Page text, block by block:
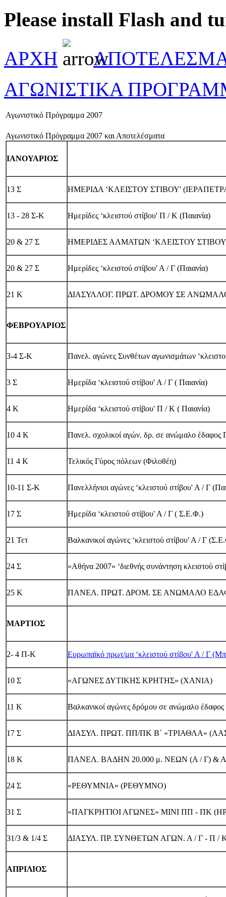
Please install Flash and
ΑΡΧΗ
ΑΓΩΝΙΣΤΙΚΑ
Αγωνιστικό Πρόγραμμα 2007
Αγωνιστικό Πρόγραμμα 2007 και Αποτελέσματα
ΙΑΝΟΥΑΡΙΟΣ
13 Σ ΗΜΕΡΙΔΑ ‘ΚΛΕΙΣΤΟΥ ΣΤΙΒΟΥ'
13 - 28 Σ-Κ Ημερίδες ‘κλειστού στίβου' Π / Κ (Παιανία)
20 & 27 Σ ΗΜΕΡΙΔΕΣ ΑΛΜΑΤΩΝ ‘ΚΛΕΙΣΤΟΥ
20 & 27 Σ Ημερίδες ‘κλειστού στίβου' Α / Γ (Παιανία)
21 Κ ΔΙΑΣΥΛΛΟΓ. ΠΡΩΤ. ΔΡΟΜΟΥ ΣΕ
ΦΕΒΡΟΥΑΡΙΟΣ
3-4 Σ-Κ Πανελ. αγώνες Συνθέτων αγωνισμάτων
3 Σ Ημερίδα ‘κλειστού στίβου' Α / Γ ( Παιανία)
4 Κ Ημερίδα ‘κλειστού στίβου' Π / Κ ( Παιανία)
10 4 Κ Πανελ. σχολικοί αγών. δρ. σε ανώμαλο έδαφος
11 4 Κ Τελικός Γύρος πόλεων (Φιλοθέη)
10-11 Σ-Κ Πανελλήνιοι αγώνες ‘κλειστού στίβου' Α / Γ
17 Σ Ημερίδα ‘κλειστού στίβου' Α / Γ ( Σ.Ε.Φ.)
21 Τετ Βαλκανικοί αγώνες ‘κλειστού στίβου' Α / Γ
24 Σ «Αθήνα 2007» ‘διεθνής συνάντηση κλειστού
25 Κ ΠΑΝΕΛ. ΠΡΩΤ. ΔΡΟΜ. ΣΕ ΑΝΩΜΑΛΟ
ΜΑΡΤΙΟΣ
2- 4 Π-Κ Ευρωπαϊκό πρωτ/μα ‘κλειστού στίβου' Α / Γ
10 Σ «ΑΓΩΝΕΣ ΔΥΤΙΚΗΣ ΚΡΗΤΗΣ» (ΧΑΝΙΑ)
11 Κ Βαλκανικοί αγώνες δρόμου σε ανώμαλο
17 Σ ΔΙΑΣΥΛ. ΠΡΩΤ. ΠΠ/ΠΚ Β΄ «ΤΡΙΑΘΛΑ»
18 Κ ΠΑΝΕΛ. ΒΑΔΗΝ 20.000 μ. ΝΕΩΝ (Α / Γ) &
24 Σ «ΡΕΘΥΜΝΙΑ» (ΡΕΘΥΜΝΟ)
31 Σ «ΠΑΓΚΡΗΤΙΟΙ ΑΓΩΝΕΣ» ΜΙΝΙ ΠΠ - ΠΚ
31/3 & 1/4 Σ ΔΙΑΣΥΛ. ΠΡ. ΣΥΝΘΕΤΩΝ ΑΓΩΝ. Α / Γ - Π /
ΑΠΡΙΛΙΟΣ